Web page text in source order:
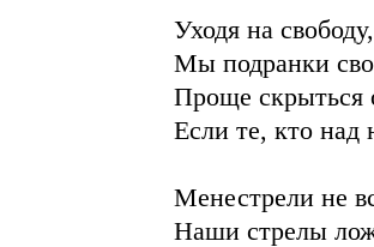
Уходя на
Мы подранки
Проще скрыться
Если те, кто над
Менестрели не
Наши стрелы